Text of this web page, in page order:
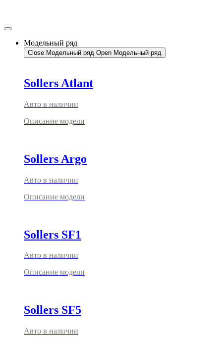
содержимому
Модельный ряд
Close Модельный ряд Open Модельный ряд
Sollers Atlant
Авто в наличии
Описание модели
Sollers Argo
Авто в наличии
Описание модели
Sollers SF1
Авто в наличии
Описание модели
Sollers SF5
Авто в наличии